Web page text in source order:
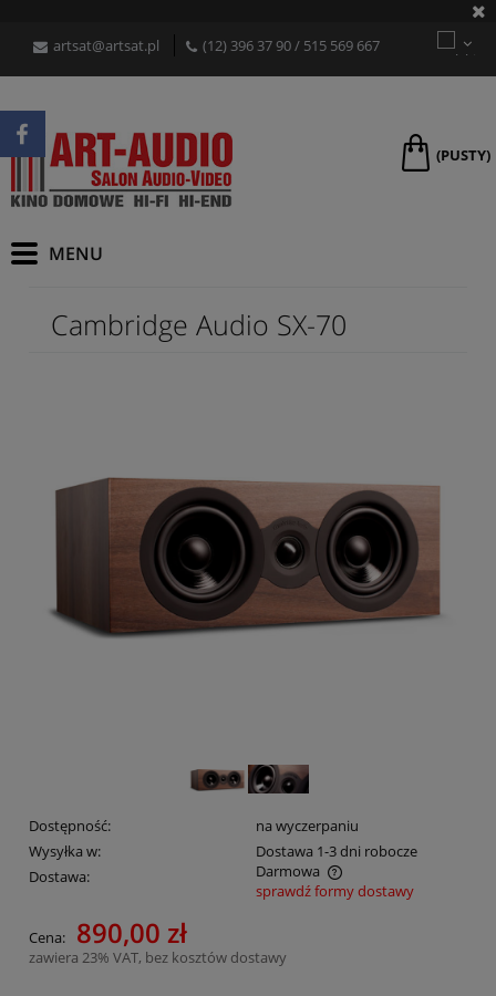
artsat@artsat.pl (12) 396 37 90/ 515 569 667
(PUSTY)
Cambridge Audio SX-70
Dostępność:
na wyczerpaniu
Wysyłka w:
Dostawa 1-3 dni robocze
Dostawa:
Darmowa
Cena nie zawiera ewentualnych kosztów płatności
sprawdź formy dostawy
Cena: 890,00 zł
zawiera 23% VAT, bez kosztów dostawy